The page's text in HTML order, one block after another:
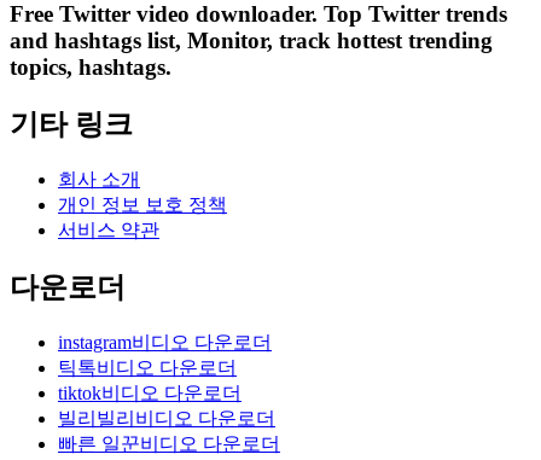
Free Twitter video downloader. Top Twitter trends
and hashtags list, Monitor, track hottest trending
topics, hashtags.
기타 링크
회사 소개
개인 정보 보호 정책
서비스 약관
다운로더
instagram비디오 다운로더
틱톡비디오 다운로더
tiktok비디오 다운로더
빌리빌리비디오 다운로더
빠른 일꾼비디오 다운로더